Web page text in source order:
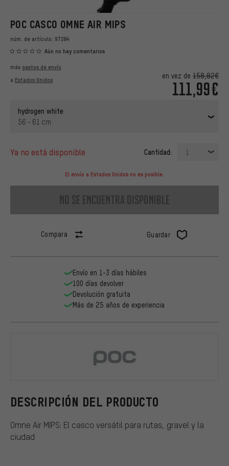
POC CASCO OMNE AIR MIPS
núm. de artículo: 97284
Aún no hay comentarios
en vez de 158,82€
111,99€
más gastos de envío
a Estados Unidos
hydrogen white
56 - 61 cm
ya no está disponible Cantidad: 1
El envío a Estados Unidos no es posible.
no se encuentra disponible
Compara Guardar
DESCRIPCIÓN DEL PRODUCTO
Omne Air MIPS: El casco versátil para rutas, gravel y la
ciudad
Envío en 1-3 días hábiles
100 días devolver
Devolución gratuita
Más de 25 años de experiencia